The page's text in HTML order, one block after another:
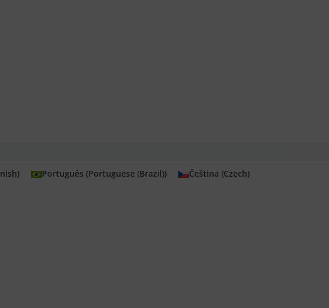
) Português (Portuguese (Brazil)) Čeština (Czech)